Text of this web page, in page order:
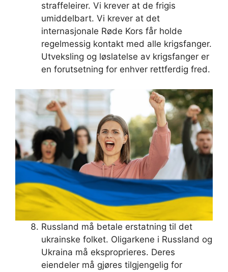
straffeleirer. Vi krever at de frigis
umiddelbart. Vi krever at det
internasjonale Røde Kors får holde
regelmessig kontakt med alle krigsfanger.
Utveksling og løslatelse av krigsfanger er
en forutsetning for enhver rettferdig fred.
Russland må betale erstatning til det
ukrainske folket. Oligarkene i Russland og
Ukraina må eksproprieres. Deres
eiendeler må gjøres tilgjengelig for